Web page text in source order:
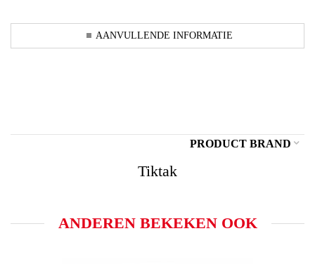
AANVULLENDE INFORMATIE
PRODUCT BRAND
Tiktak
ANDEREN BEKEKEN OOK